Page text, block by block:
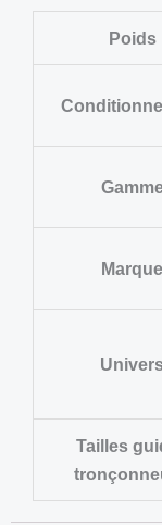
Poids
Marque
Tailles